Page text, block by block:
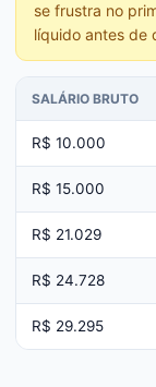
se frustra no
líquido antes de
SALÁRIO BRUTO
R$ 10.000
R$ 15.000
R$ 21.029
R$ 24.728
R$ 29.295